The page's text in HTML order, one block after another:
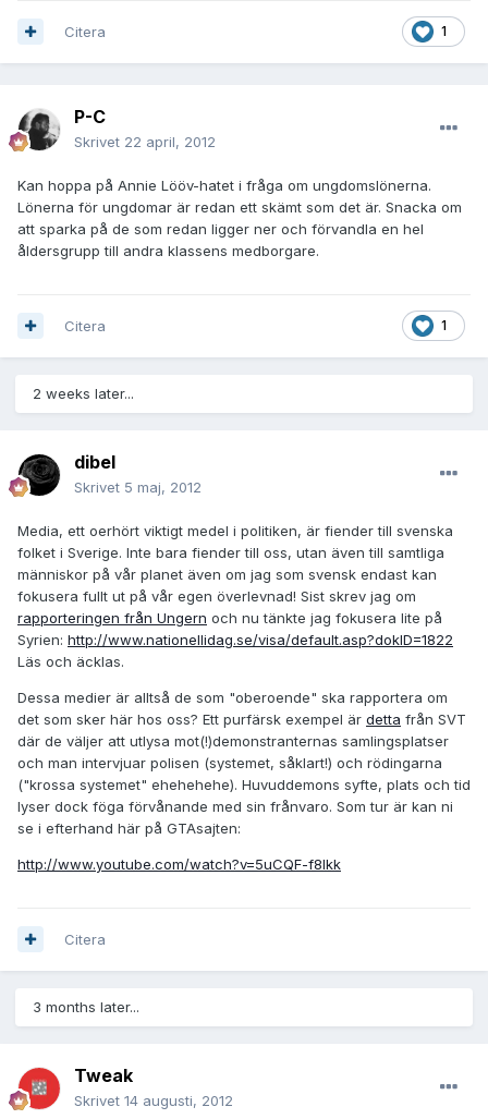
1
Citera
P-C
Skrivet 22 april, 2012
Kan hoppa på Annie Lööv-hatet i fråga om ungdomslönerna.
Lönerna för ungdomar är redan ett skämt som det är. Snacka om
att sparka på de som redan ligger ner och förvandla en hel
åldersgrupp till andra klassens medborgare.
1
Citera
2 weeks later...
dibel
Skrivet 5 maj, 2012
Media, ett oerhört viktigt medel i politiken, är fiender till svenska
folket i Sverige. Inte bara fiender till oss, utan även till samtliga
människor på vår planet även om jag som svensk endast kan
fokusera fullt ut på vår egen överlevnad! Sist skrev jag om
rapporteringen från Ungern och nu tänkte jag fokusera lite på
Syrien: http://www.nationellidag.se/visa/default.asp?dokID=1822
Läs och äcklas.
Dessa medier är alltså de som "oberoende" ska rapportera om
det som sker här hos oss? Ett purfärsk exempel är detta från SVT
där de väljer att utlysa mot(!)demonstranternas samlingsplatser
och man intervjuar polisen (systemet, såklart!) och rödingarna
("krossa systemet" ehehehehe). Huvuddemons syfte, plats och tid
lyser dock föga förvånande med sin frånvaro. Som tur är kan ni
se i efterhand här på GTAsajten:
http://www.youtube.com/watch?v=5uCQF-f8lkk
Citera
3 months later...
Tweak
Skrivet 14 augusti, 2012